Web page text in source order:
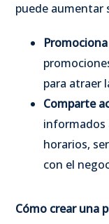
puede aumentar
para atraer
Comparte
informados
horarios,
con el
Cómo crear una